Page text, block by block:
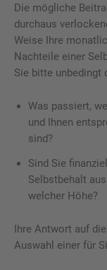
Die mögliche
durchaus
Weise Ihre
Nachteile einer
Sie bitte unbedingt
Was passiert,
und Ihnen
sind?
Sind Sie
Selbstbehalt
welcher Höhe?
Ihre Antwort auf
Auswahl einer für